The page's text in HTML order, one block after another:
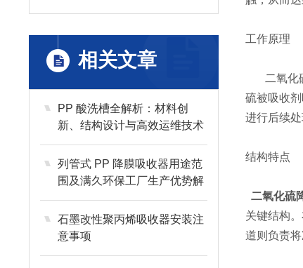
相关文章
PP 酸洗槽全解析：材料创
新、结构设计与高效运维技术
指南
列管式 PP 降膜吸收器用途范
围及满久环保工厂生产优势解
析
石墨改性聚丙烯吸收器安装注
意事项
工作原理
二氧化硫
硫被吸收
进行后续处
结构特点
二氧化硫
关键结构
道则负责